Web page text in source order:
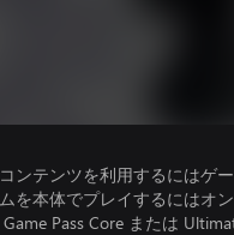
ンテンツを利用するにはゲ
を本体でプレイするにはオ
Game Pass Core または